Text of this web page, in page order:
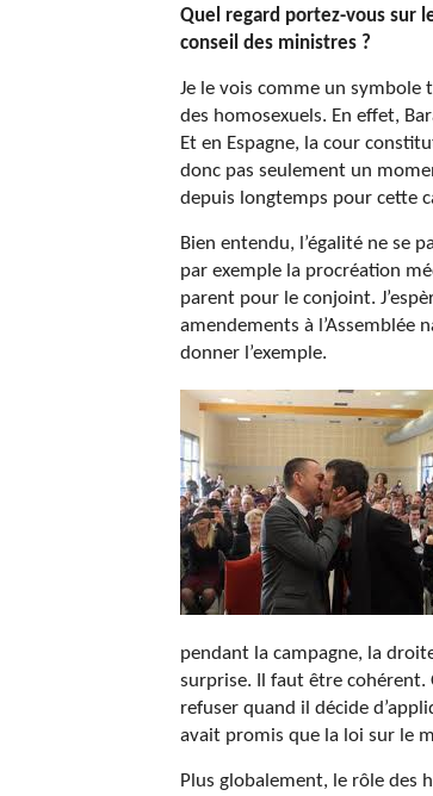
Quel regard portez-vous sur
conseil des ministres ?
Je le vois comme un symbole
des homosexuels. En effet,
Et en Espagne, la cour
donc pas seulement un
depuis longtemps pour cette
Bien entendu, l’égalité ne se
par exemple la procréation
parent pour le conjoint.
amendements à l’Assemblée
donner l’exemple.
pendant la campagne, la
surprise. Il faut être cohérent.
refuser quand il décide
avait promis que la loi sur le
Plus globalement, le rôle des